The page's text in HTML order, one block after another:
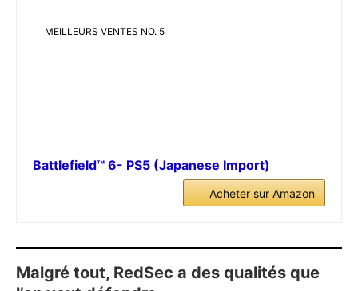
MEILLEURS VENTES NO. 5
Battlefield™ 6- PS5 (Japanese Import)
Acheter sur Amazon
Malgré tout, RedSec a des qualités que